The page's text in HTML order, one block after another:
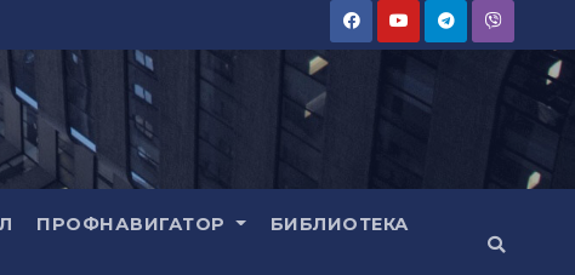
ПРОФНАВИГАТОР БИБЛИОТЕКА